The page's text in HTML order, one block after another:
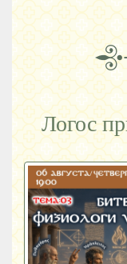
Логос